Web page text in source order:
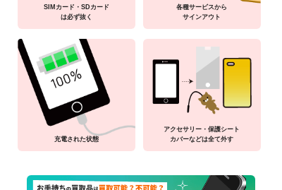
SIMカード・SDカード
は必ず抜く
各種サービスから
サインアウト
充電された状態
アクセサリー・保護シート
カバーなどは全て外す